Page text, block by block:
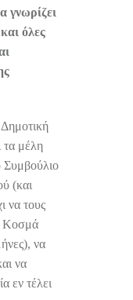
γνωρίζει
όλες
τα μέλη
Συμβούλιο
(και
να τους
Κοσμά
να
να
εν τέλει